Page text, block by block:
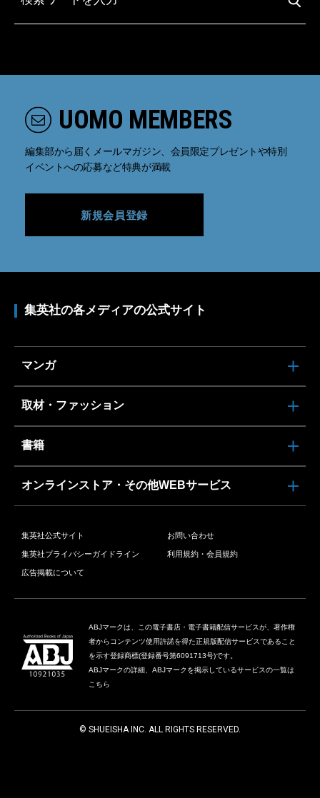
UOMO MEMBERS
編集部から届くメールマガジン、会員限定プレゼントや特別
イベントへの応募など特典が満載
新規会員登録
集英社の各メディアの公式サイト
マンガ
取材・ファッション
書籍
オンラインストア・その他WEBサービス
集英社公式サイト お問い合わせ
集英社プライバシーガイドライン 利用規約・会員規約
広告掲載について
ABJマークは、この電子書店・電子書籍配信サービスが、著作権
者からコンテンツ使用許諾を得た正規版配信サービスであること
を示す登録商標(登録番号第6091713号)です。
ABJマークの詳細、ABJマークを掲示しているサービスの一覧は
こちら
© SHUEISHA INC. ALL RIGHTS RESERVED.